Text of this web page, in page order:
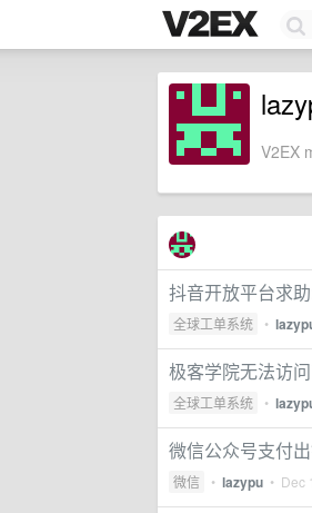
V2EX
抖音开放平台求
全球工单系统 •
极客学院无法访
全球工单系统 •
微信公众号支付
微信 • lazypu • Dec